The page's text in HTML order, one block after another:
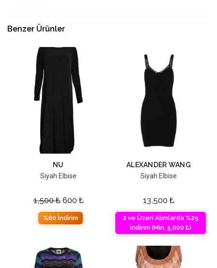
Benzer Ürünler
NU
Siyah Elbise
1,500₺ 600 ₺
%60 İndirim
ALEXANDER WANG
Siyah Elbise
13,500 ₺
2 ve Üzeri Alımlarda %25
İndirim (Min. 5,000 ₺)